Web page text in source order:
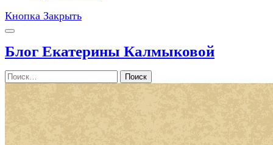
Кнопка Закрыть
Блог Екатерины Калмыковой
Поиск